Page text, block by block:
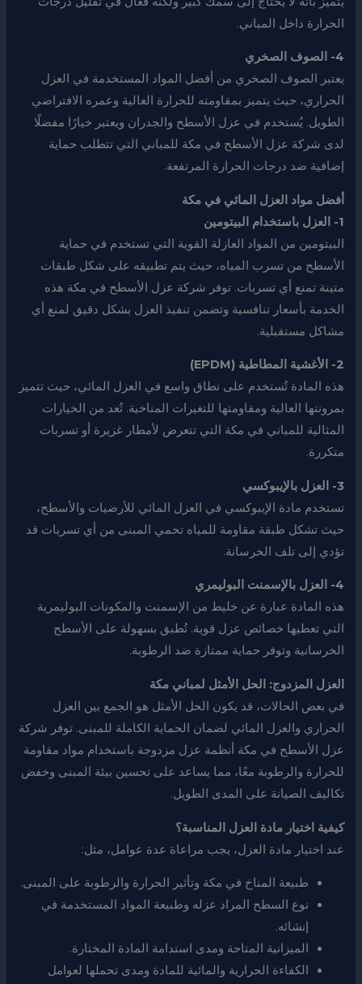
الحرارة داخل المباني.
4- الصوف الصخري
يعتبر الصوف الصخري من أفضل المواد المستخدمة في العزل
الحراري، حيث يتميز بمقاومته للحرارة العالية وعمره الافتراضي
الطويل. يُستخدم في عزل الأسطح والجدران ويعتبر خيارًا مفضلًا
لدى شركة عزل الأسطح في مكة للمباني التي تتطلب حماية
إضافية ضد درجات الحرارة المرتفعة.
أفضل مواد العزل المائي في مكة
1- العزل باستخدام البيتومين
البيتومين من المواد العازلة القوية التي تستخدم في حماية
الأسطح من تسرب المياه، حيث يتم تطبيقه على شكل طبقات
متينة تمنع أي تسربات. توفر شركة عزل الأسطح في مكة هذه
الخدمة بأسعار تنافسية وتضمن تنفيذ العزل بشكل دقيق لمنع أي
مشاكل مستقبلية.
2- الأغشية المطاطية (EPDM)
هذه المادة تُستخدم على نطاق واسع في العزل المائي، حيث تتميز
بمرونتها العالية ومقاومتها للتغيرات المناخية. تُعد من الخيارات
المثالية للمباني في مكة التي تتعرض لأمطار غزيرة أو تسربات
متكررة.
3- العزل بالإيبوكسي
تستخدم مادة الإيبوكسي في العزل المائي للأرضيات والأسطح،
حيث تشكل طبقة مقاومة للمياه تحمي المبنى من أي تسربات قد
تؤدي إلى تلف الخرسانة.
4- العزل بالإسمنت البوليمري
هذه المادة عبارة عن خليط من الإسمنت والمكونات البوليمرية
التي تعطيها خصائص عزل قوية. تُطبق بسهولة على الأسطح
الخرسانية وتوفر حماية ممتازة ضد الرطوبة.
العزل المزدوج: الحل الأمثل لمباني مكة
في بعض الحالات، قد يكون الحل الأمثل هو الجمع بين العزل
الحراري والعزل المائي لضمان الحماية الكاملة للمبنى. توفر شركة
عزل الأسطح في مكة أنظمة عزل مزدوجة باستخدام مواد مقاومة
للحرارة والرطوبة معًا، مما يساعد على تحسين بيئة المبنى وخفض
تكاليف الصيانة على المدى الطويل.
كيفية اختيار مادة العزل المناسبة؟
عند اختيار مادة العزل، يجب مراعاة عدة عوامل، مثل:
طبيعة المناخ في مكة وتأثير الحرارة والرطوبة على المبنى.
نوع السطح المراد عزله وطبيعة المواد المستخدمة في
إنشائه.
الميزانية المتاحة ومدى استدامة المادة المختارة.
الكفاءة الحرارية والمائية للمادة ومدى تحملها لعوامل